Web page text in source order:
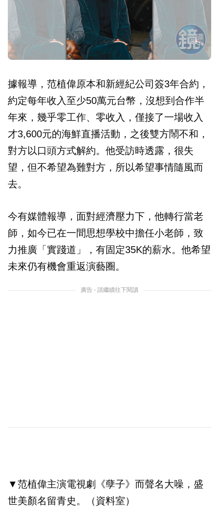
據報導，范植偉原本和新經紀公司簽3年合約，
約定每年收入至少50萬元台幣，沒想到合作半
年來，幾乎零工作、零收入，僅接了一場收入
才3,600元的海鮮直播活動，之後雙方鬧不和，
對方以口頭方式解約。他受訪時透露，很失
望，但不希望為難對方，所以希望事情隨風而
去。
今有媒體報導，面對經濟壓力下，他轉行當老
師，如今已在一間思想學校中擔任小老師，致
力推廣「實踐道」，有固定35K的薪水。他希望
未來仍有機會重返演藝圈。
廣告 - 請繼續往下閱讀
▼范植偉主演電視劇《孽子》而聲名大噪，盛
世美顏名留青史。（資料室）